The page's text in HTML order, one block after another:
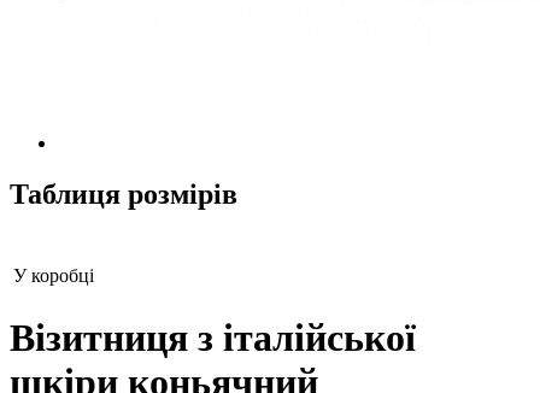
Таблиця розмірів
У коробці
Візитниця з італійської
шкіри коньячний